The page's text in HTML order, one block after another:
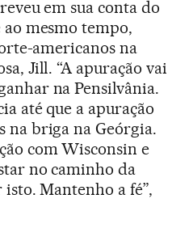
em sua conta do
mesmo tempo,
americanos na
Jill. “A apuração vai
na Pensilvânia.
até que a apuração
na briga na Geórgia.
com Wisconsin e
no caminho da
Mantenho a fé”,